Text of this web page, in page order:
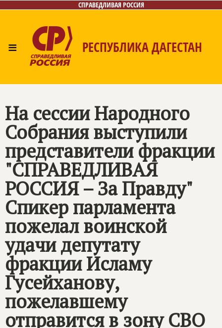
СПРАВЕДЛИВАЯ РОССИЯ
≡ РЕСПУБЛИКА ДАГЕСТАН
Контакты
На сессии Народного
Собрания выступили
представители фракции
"СПРАВЕДЛИВАЯ
РОССИЯ – За Правду"
Спикер парламента
пожелал воинской
удачи депутату
фракции Исламу
Гусейханову,
пожелавшему
отправится в зону СВО